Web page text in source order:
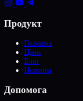
Продукт
Головна
Ціни
Блог
Новини
Допомога